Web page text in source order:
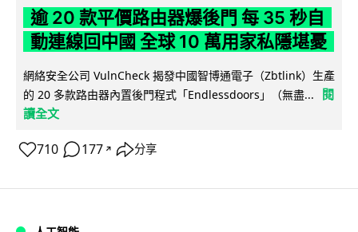
逾 20 款平價路由器爆後門 每 35 秒自
動連線回中國 全球 10 萬用家私隱堪憂
網絡安全公司 VulnCheck 揭發中國智博通電子（Zbtlink）生產
的 20 多款路由器內置後門程式「Endlessdoors」（無盡...
閱
讀全文
710 177 ↗ 分享